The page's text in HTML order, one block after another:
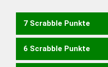
Universalwörterbuch
7 Scrabble Punkte
GEHST
6 Scrabble Punkte